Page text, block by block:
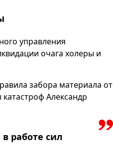
управления
очага холеры и
забора материала от
Александр
работе сил